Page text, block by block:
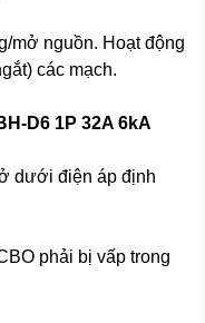
mở nguồn. Hoạt động
các mạch.
D6 1P 32A 6kA
dưới điện áp định
phải bị vấp trong